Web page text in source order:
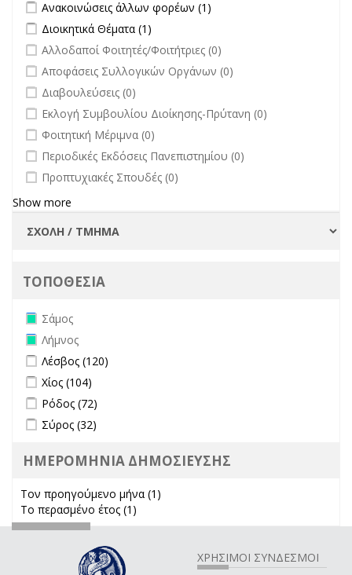
Apply Ανακοινώσεις άλλων φορέων filter
Ανακοινώσεις άλλων φορέων (1)
Apply Διοικητικά Θέματα filter
Διοικητικά Θέματα (1)
undefined
Αλλοδαποί Φοιτητές/Φοιτήτριες (0)
undefined
Αποφάσεις Συλλογικών Οργάνων (0)
undefined
Διαβουλεύσεις (0)
undefined
Εκλογή Συμβουλίου Διοίκησης-Πρύτανη (0)
undefined
Φοιτητική Μέριμνα (0)
undefined
Περιοδικές Εκδόσεις Πανεπιστημίου (0)
undefined
Προπτυχιακές Σπουδές (0)
Show more
ΤΟΠΟΘΕΣΙΑ
Remove Σάμος filter
Σάμος
Remove Λήμνος filter
Λήμνος
Apply Λέσβος filter
Λέσβος (120)
Apply Χίος filter
Χίος (104)
Apply Ρόδος filter
Ρόδος (72)
Apply Σύρος filter
Σύρος (32)
ΗΜΕΡΟΜΗΝΙΑ ΔΗΜΟΣΙΕΥΣΗΣ
Τον προηγούμενο μήνα (1)
Το περασμένο έτος (1)
ΧΡΗΣΙΜΟΙ ΣΥΝΔΕΣΜΟΙ